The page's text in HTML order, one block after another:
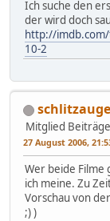
Ich suche den
der wird doch
http://
10-2
Mitglied
27 August 2006,
Wer beide Filme
ich meine. Zu
Vorschau von
;) )